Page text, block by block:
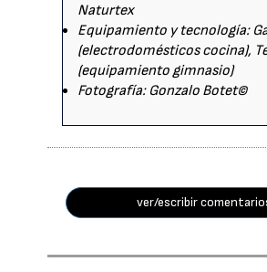
Naturtex
Equipamiento y tecnología:
(electrodomésticos cocina),
(equipamiento gimnasio)
Fotografía: Gonzalo Botet©
ver/escribir